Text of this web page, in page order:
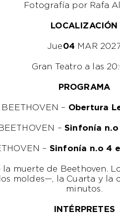
Fotografía por Rafa
LOCALIZACIÓN
Jue 04 MAR
Gran Teatro a las
PROGRAMA
BEETHOVEN – Obertura
– Sinfonía n.o
– Sinfonía n.o 4
muerte de Beethoven.
moldes—, la Cuarta y la
minutos.
INTÉRPRETES